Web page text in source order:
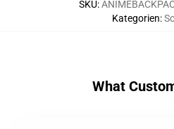
SKU:
Kategorien:
What